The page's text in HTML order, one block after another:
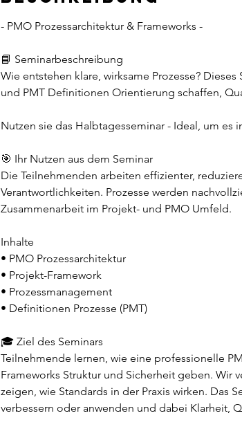
- PMO Prozessarchitektur & Frameworks -
📘 Seminarbeschreibung
Wie entstehen klare, wirksame Prozesse?
und PMT Definitionen Orientierung schaffen,
Nutzen sie das Halbtagesseminar - Ideal, um
🎯 Ihr Nutzen aus dem Seminar
Die Teilnehmenden arbeiten effizienter,
Verantwortlichkeiten. Prozesse werden
Zusammenarbeit im Projekt- und PMO Umfeld.
Inhalte
• PMO Prozessarchitektur
• Projekt-Framework
• Prozessmanagement
• Definitionen Prozesse (PMT)
🎓 Ziel des Seminars
Teilnehmende lernen, wie eine professionelle
Frameworks Struktur und Sicherheit geben. Wir
zeigen, wie Standards in der Praxis wirken. Das
verbessern oder anwenden und dabei Klarheit,